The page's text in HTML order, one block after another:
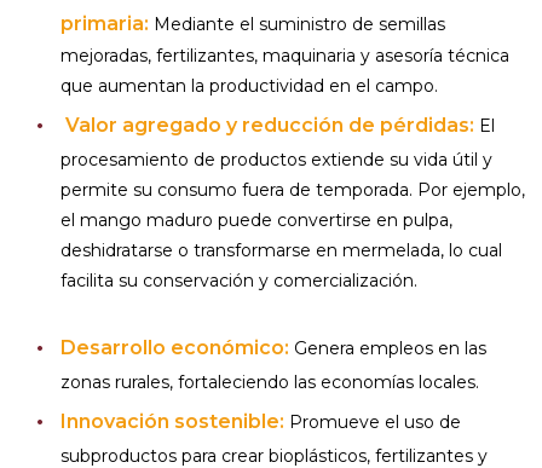
primaria: Mediante el suministro de semillas
mejoradas, fertilizantes, maquinaria y asesoría técnica
que aumentan la productividad en el campo.
Valor agregado y reducción de pérdidas: El
procesamiento de productos extiende su vida útil y
permite su consumo fuera de temporada. Por ejemplo,
el mango maduro puede convertirse en pulpa,
deshidratarse o transformarse en mermelada, lo cual
facilita su conservación y comercialización.
Desarrollo económico: Genera empleos en las
zonas rurales, fortaleciendo las economías locales.
Innovación sostenible: Promueve el uso de
subproductos para crear bioplásticos, fertilizantes y